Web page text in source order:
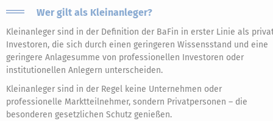
Wer gilt als Kleinanleger?
Kleinanleger sind in der Definition der BaFin in erster Linie als
Investoren, die sich durch einen geringeren Wissensstand und eine
geringere Anlagesumme von professionellen Investoren oder
institutionellen Anlegern unterscheiden.
Kleinanleger sind in der Regel keine Unternehmen oder
professionelle Marktteilnehmer, sondern Privatpersonen – die
besonderen gesetzlichen Schutz genießen.